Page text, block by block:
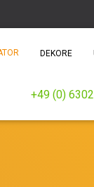
DEKORE
+49 (0)